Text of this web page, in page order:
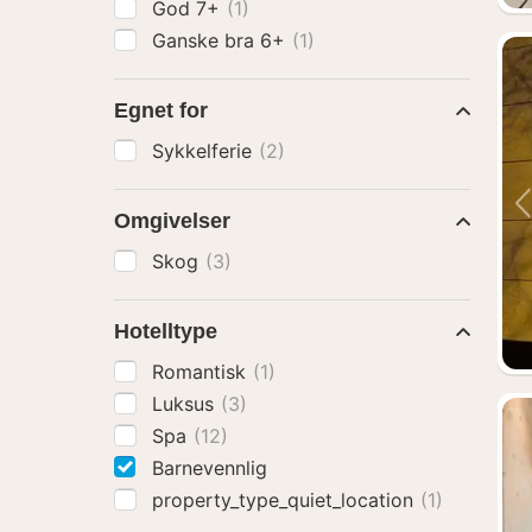
God 7+ (1)
Ganske bra 6+ (1)
Egnet for
Sykkelferie (2)
Omgivelser
Skog (3)
Hotelltype
Romantisk (1)
Luksus (3)
Spa (12)
Barnevennlig
property_type_quiet_location (1)